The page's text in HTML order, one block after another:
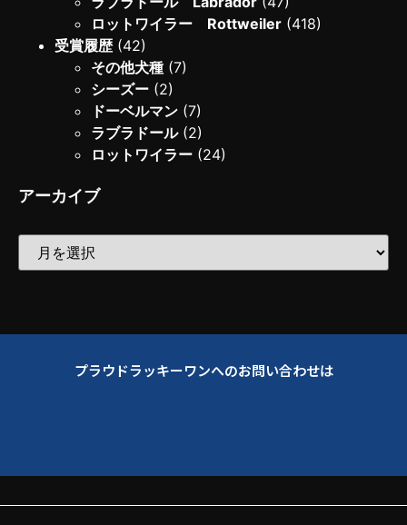
ロットワイラー Rottweiler (418)
受賞履歴(42)
その他犬種 (7)
シーズー (2)
ドーベルマン (7)
ラブラドール(2)
ロットワイラー (24)
アーカイブ
プラウドラッキーワンへのお問い合わせは